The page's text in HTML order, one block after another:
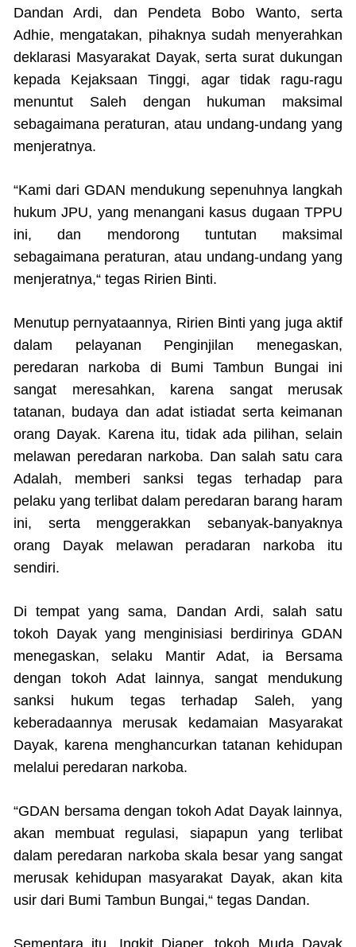
Dandan Ardi, dan Pendeta Bobo Wanto, serta
Adhie, mengatakan, pihaknya sudah menyerahkan
deklarasi Masyarakat Dayak, serta surat dukungan
kepada Kejaksaan Tinggi, agar tidak ragu-ragu
menuntut Saleh dengan hukuman maksimal
sebagaimana peraturan, atau undang-undang yang
menjeratnya.
“Kami dari GDAN mendukung sepenuhnya langkah
hukum JPU, yang menangani kasus dugaan TPPU
ini, dan mendorong tuntutan maksimal
sebagaimana peraturan, atau undang-undang yang
menjeratnya,“ tegas Ririen Binti.
Menutup pernyataannya, Ririen Binti yang juga aktif
dalam pelayanan Penginjilan menegaskan,
peredaran narkoba di Bumi Tambun Bungai ini
sangat meresahkan, karena sangat merusak
tatanan, budaya dan adat istiadat serta keimanan
orang Dayak. Karena itu, tidak ada pilihan, selain
melawan peredaran narkoba. Dan salah satu cara
Adalah, memberi sanksi tegas terhadap para
pelaku yang terlibat dalam peredaran barang haram
ini, serta menggerakkan sebanyak-banyaknya
orang Dayak melawan peradaran narkoba itu
sendiri.
Di tempat yang sama, Dandan Ardi, salah satu
tokoh Dayak yang menginisiasi berdirinya GDAN
menegaskan, selaku Mantir Adat, ia Bersama
dengan tokoh Adat lainnya, sangat mendukung
sanksi hukum tegas terhadap Saleh, yang
keberadaannya merusak kedamaian Masyarakat
Dayak, karena menghancurkan tatanan kehidupan
melalui peredaran narkoba.
“GDAN bersama dengan tokoh Adat Dayak lainnya,
akan membuat regulasi, siapapun yang terlibat
dalam peredaran narkoba skala besar yang sangat
merusak kehidupan masyarakat Dayak, akan kita
usir dari Bumi Tambun Bungai,“ tegas Dandan.